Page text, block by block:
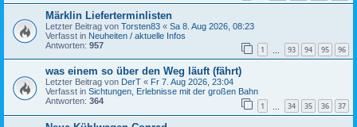
Märklin Lieferterminlisten
Letzter Beitrag von Torsten83 « Sa 8. Aug 2026, 08:23
Verfasst in Neuheiten / aktuelle Infos
Antworten: 957 1 93 94 95 96
was einem so über den Weg läuft (fährt)
Letzter Beitrag von DerT « Fr 7. Aug 2026, 23:04
Verfasst in Sichtungen, Erlebnisse mit der großen Bahn
Antworten: 364 1 34 35 36 37